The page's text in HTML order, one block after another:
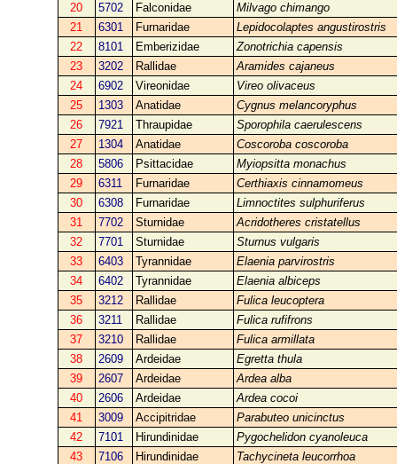
20
5702 Falconidae
Milvago chimango
21
6301 Furnaridae
Lepidocolaptes angustirostris
22
8101 Emberizidae
Zonotrichia capensis
23
3202 Rallidae
Aramides cajaneus
24
6902 Vireonidae
Vireo olivaceus
25
1303 Anatidae
Cygnus melancoryphus
26
7921 Thraupidae
Sporophila caerulescens
27
1304 Anatidae
Coscoroba coscoroba
28
5806 Psittacidae
Myiopsitta monachus
29
6311 Furnaridae
Certhiaxis cinnamomeus
30
6308 Furnaridae
Limnoctites sulphuriferus
31
7702 Sturnidae
Acridotheres cristatellus
32
7701 Sturnidae
Sturnus vulgaris
33
6403 Tyrannidae
Elaenia parvirostris
34
6402 Tyrannidae
Elaenia albiceps
35
3212 Rallidae
Fulica leucoptera
36
3211 Rallidae
Fulica rufifrons
37
3210 Rallidae
Fulica armillata
38
2609 Ardeidae
Egretta thula
39
2607 Ardeidae
Ardea alba
40
2606 Ardeidae
Ardea cocoi
41
3009 Accipitridae
Parabuteo unicinctus
42
7101 Hirundinidae
Pygochelidon cyanoleuca
43
7106 Hirundinidae
Tachycineta leucorrhoa